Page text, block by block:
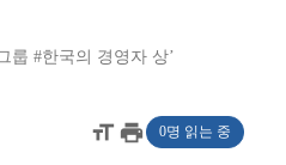
룹 #한국의 경영자 상’
format_sizeprint 0명 읽는 중